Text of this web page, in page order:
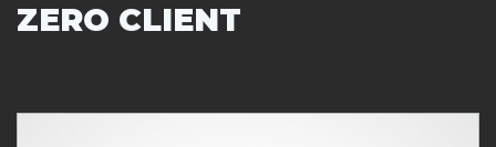
ZERO CLIENT